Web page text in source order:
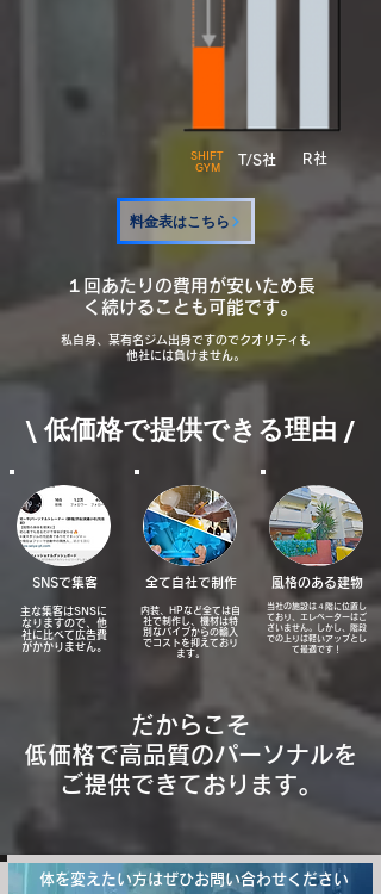
SHIFT
GYM
​T/S社 ​R社
​１回あたりの費用が安いため長
く続けることも可能です。
私自身、某有名ジム出身ですのでクオリティも
他社には負けません。
料金表はこちら
\ 低価格で提供できる理由 /
​SNSで集客
​主な集客はSNSに
なりますので、他
社に比べて広告費
がかかりません。
​全て自社で制作
内装、HPなど全ては自
社で制作し、機材は特
別なパイプからの輸入
でコストを抑えており
ます。
風格のある建物
当社の施設は４階に位置し
ており、エレベーターはご
ざいません。しかし、階段
での上りは軽いアップとし
て最適です！
だからこそ
低価格で高品質のパーソナルを
​ご提供できております。
体を変えたい方はぜひお問い合わせください